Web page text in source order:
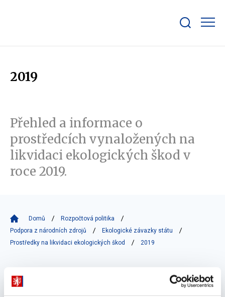
bar
2019
Přehled a informace o
prostředcích vynaložených na
likvidaci ekologických škod v
roce 2019.
Domů
Rozpočtová politika
Podpora z národních zdrojů
Ekologické závazky státu
Prostředky na likvidaci ekologických škod
2019
Vyberte